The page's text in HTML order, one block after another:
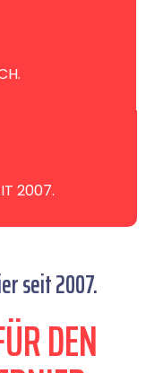
2007.
seit 2007.
DEN